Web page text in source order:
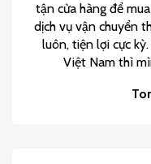
tận cửa hàng để
dịch vụ vận chuyển
luôn, tiện lợi cực
Việt Nam thì